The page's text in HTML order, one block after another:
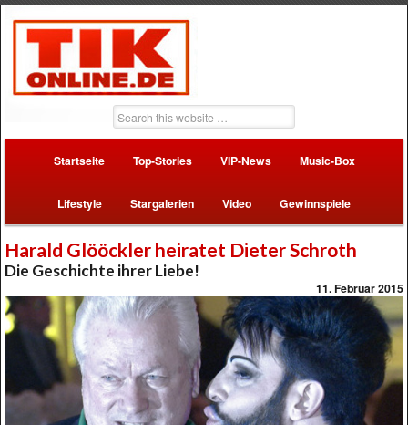
Startseite Top-Stories VIP-News Music-Box
Lifestyle Stargalerien Video Gewinnspiele
Harald Glööckler heiratet Dieter Schroth
Die Geschichte ihrer Liebe!
11. Februar 2015